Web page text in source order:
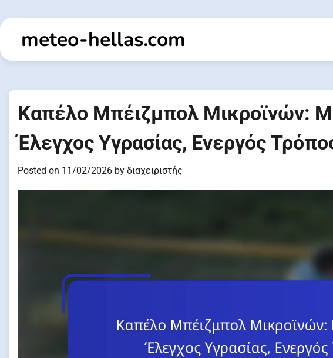
to
contentmeteo-hellas.com
Καπέλο Μπέιζμπολ Μικροϊνών:
Έλεγχος Υγρασίας, Ενεργός
Posted on 11/02/2026 by διαχειριστής